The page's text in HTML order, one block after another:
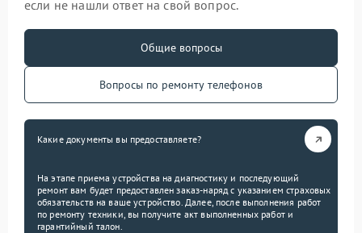
если не нашли ответ на свой вопрос.
Общие вопросы
Вопросы по ремонту телефонов
Какие документы вы предоставляете?
На этапе приема устройства на диагностику и последующий
ремонт вам будет предоставлен заказ-наряд с указанием страховых
обязательств на ваше устройство. Далее, после выполнения работ
по ремонту техники, вы получите акт выполненных работ и
гарантийный талон.